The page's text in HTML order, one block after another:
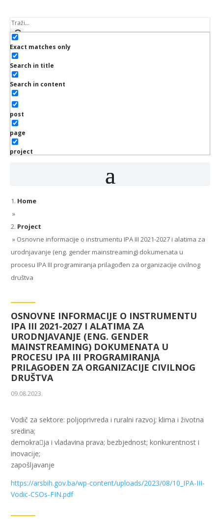
Exact matches only
Search in title
Search in content
post
page
project
Home
»
Project
» Osnovne informacije o instrumentu IPA III 2021-2027 i alatima za
urodnjavanje (eng. gender mainstreaming) dokumenata u
procesu IPA III programiranja prilagođen za organizacije civilnog
društva
OSNOVNE INFORMACIJE O INSTRUMENTU
IPA III 2021-2027 I ALATIMA ZA
URODNJAVANJE (ENG. GENDER
MAINSTREAMING) DOKUMENATA U
PROCESU IPA III PROGRAMIRANJA
PRILAGOĐEN ZA ORGANIZACIJE CIVILNOG
DRUŠTVA
09.08.2023.
Vodič za sektore: poljoprivreda i ruralni razvoj; klima i životna
sredina;
demokra􀆟ja i vladavina prava; bezbjednost; konkurentnost i
inovacije;
zapošljavanje
https://arsbih.gov.ba/wp-content/uploads/2023/08/10_IPA-III-
Vodic-CSOs-FIN.pdf